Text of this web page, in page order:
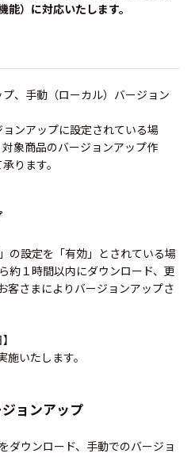
）に対応いたします。
、手動（ローカル）バージョン
ンアップに設定されている場
象商品のバージョンアップ作
ります。
の設定を「有効」とされている場
約１時間以内にダウンロード、更
客さまによりバージョンアップさ
いたします。
ョンアップ
ダウンロード、手動でのバージョ